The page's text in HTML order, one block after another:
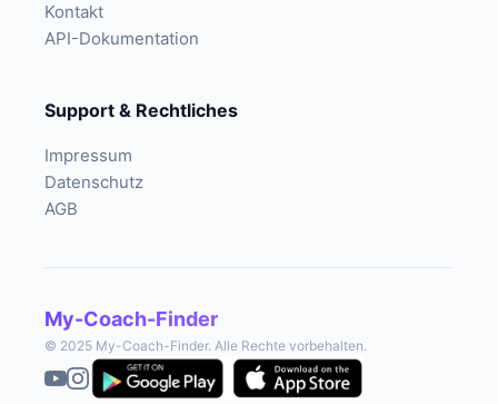
Kontakt
API-Dokumentation
Support & Rechtliches
Impressum
Datenschutz
AGB
My-Coach-Finder
© 2025 My-Coach-Finder. Alle Rechte vorbehalten.